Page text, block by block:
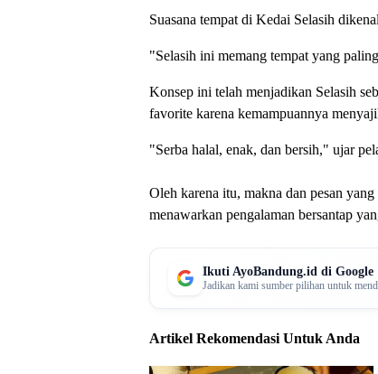
Suasana tempat di Kedai Selasih
"Selasih ini memang tempat yang
Konsep ini telah menjadikan Selasih
favorite karena kemampuannya
"Serba halal, enak, dan bersih," ujar
Oleh karena itu, makna dan pesan
menawarkan pengalaman bersantap
Ikuti AyoBandung.id di Google
Jadikan kami sumber pilihan untuk
Artikel Rekomendasi Untuk Anda